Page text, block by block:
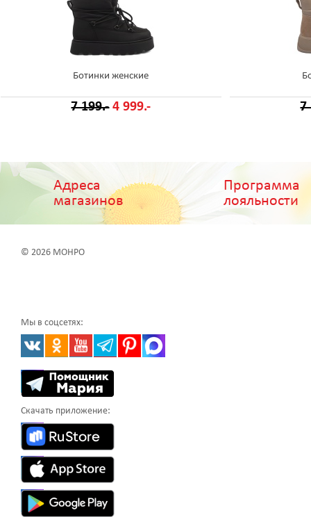
Ботинки женские
7 199.- 4 999.- 7
Адреса
магазинов
Программа
лояльности
© 2026 МОНРО
Мы в соцсетях:
Скачать приложение: